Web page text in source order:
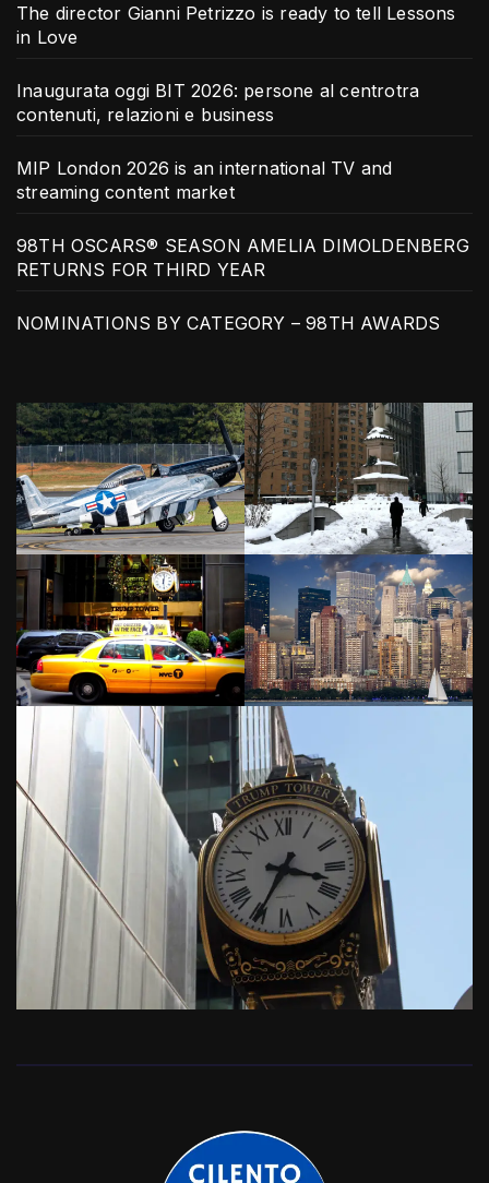
The director Gianni Petrizzo is ready to tell Lessons
in Love
Inaugurata oggi BIT 2026: persone al centrotra
contenuti, relazioni e business
MIP London 2026 is an international TV and
streaming content market
98TH OSCARS® SEASON AMELIA DIMOLDENBERG
RETURNS FOR THIRD YEAR
NOMINATIONS BY CATEGORY – 98TH AWARDS